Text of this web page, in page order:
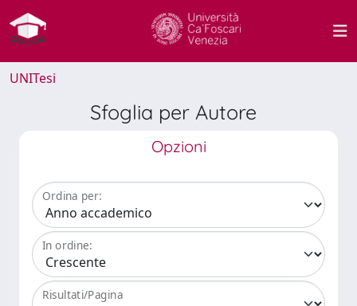
UNITesi
Sfoglia per Autore
Opzioni
Ordina per:
In ordine:
Risultati/Pagina